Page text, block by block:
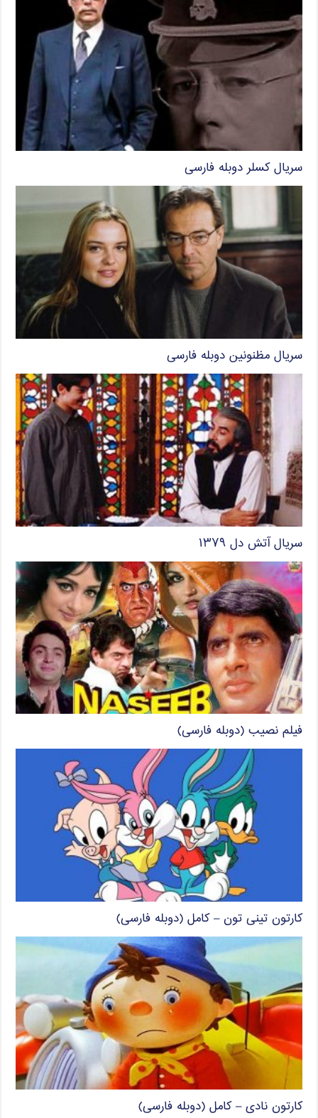
سریال کسلر دوبله فارسی
سریال مظنونین دوبله فارسی
سریال آتش دل ۱۳۷۹
فیلم نصیب (دوبله فارسی)
کارتون تینی تون – کامل (دوبله فارسی)
کارتون نادی – کامل (دوبله فارسی)